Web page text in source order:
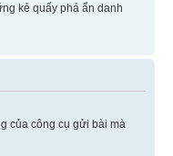
kẻ quấy phá ẩn danh
của công cụ gửi bài mà